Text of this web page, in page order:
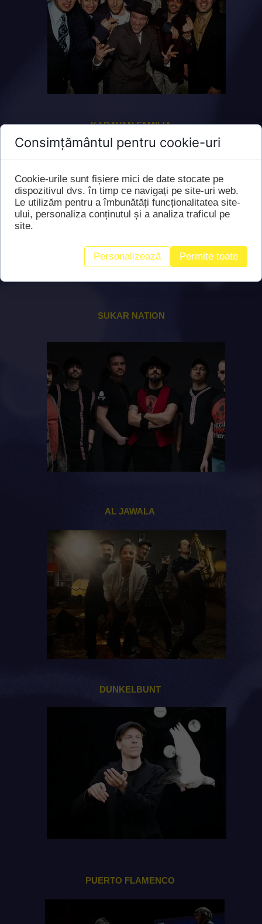
DUNKELBUNT
PUERTO FLAMENCO
KARAVAN FAMILIA
AL JAWALA
SUKAR NATION
Consimțământul pentru cookie-uri
Cookie-urile sunt fișiere mici de date stocate pe
dispozitivul dvs. în timp ce navigați pe site-uri web.
Le utilizăm pentru a îmbunătăți funcționalitatea site-
ului, personaliza conținutul și a analiza traficul pe
site.
Personalizează Permite toate